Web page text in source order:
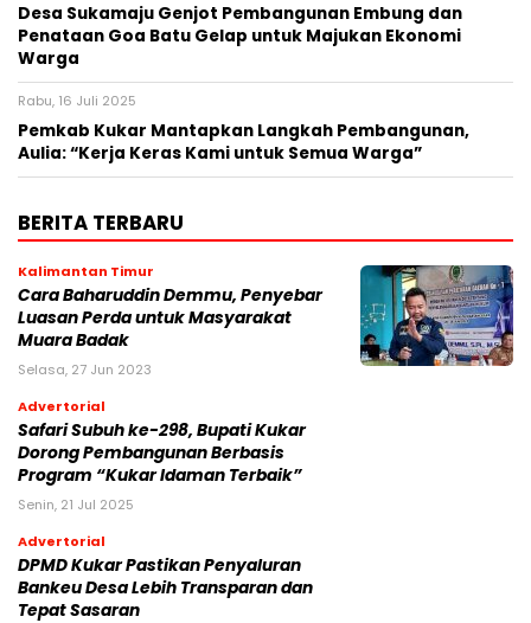
Desa Sukamaju Genjot Pembangunan Embung dan
Penataan Goa Batu Gelap untuk Majukan Ekonomi
Warga
Rabu, 16 Juli 2025
Pemkab Kukar Mantapkan Langkah Pembangunan,
Aulia: “Kerja Keras Kami untuk Semua Warga”
BERITA TERBARU
Kalimantan Timur
Cara Baharuddin Demmu, Penyebar
Luasan Perda untuk Masyarakat
Muara Badak
Selasa, 27 Jun 2023
Advertorial
Safari Subuh ke-298, Bupati Kukar
Dorong Pembangunan Berbasis
Program “Kukar Idaman Terbaik”
Senin, 21 Jul 2025
Advertorial
DPMD Kukar Pastikan Penyaluran
Bankeu Desa Lebih Transparan dan
Tepat Sasaran